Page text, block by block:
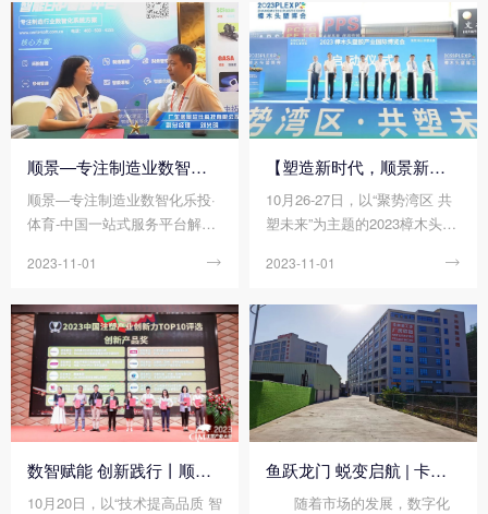
化、高端化的发展进程。众所
周知，单一合成树脂一般无法
单独使用，需要进行各种改性
处理，以获得更加优异均衡的
性能，才能真正满足使用要
求。在材料界，没有十全十美
的塑料制品，但有不断追求性
的塑料，注定难堪大用，不会
是靠谱的产品和商品，作为承
接上游合成树脂和下游具体应
自然不言而喻。
顺景—专注制造业数智化乐投·体育-中国一站式服务平台解决方案，业绩实现逐步增长
顺景—专注制造业数智化乐投·
体育-中国一站式服务平台解决
2023-11-01 
【塑造新时代，顺景新制造】祝贺2023樟木头塑博会圆满落幕!
10月26-27日，以“聚势湾区 共
塑未来”为主题的2023樟木头塑
幕!
2023-11-01 
数智赋能 创新践行丨顺景软件荣获中国注塑产业“产品创新奖”
10月20日，以“技术提高品质 智
鱼跃龙门 蜕变启航 | 卡帝德塑化集团智慧化工厂项目启动
随着市场的发展，数字化